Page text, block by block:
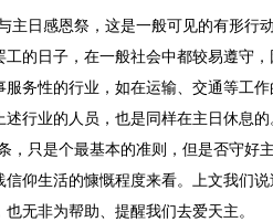
主日感恩祭，这是一般可见的有形行
的日子，在一般社会中都较易遵守，
务性的行业，如在运输、交通等工
行业的人员，也是同样在主日休息的
，只是个最基本的准则，但是否守好
仰生活的慷慨程度来看。上文我们
无非为帮助、提醒我们去爱天主。